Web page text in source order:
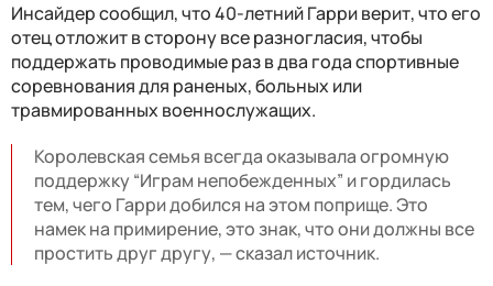
Инсайдер сообщил, что 40-летний Гарри верит, что его
отец отложит в сторону все разногласия, чтобы
поддержать проводимые раз в два года спортивные
соревнования для раненых, больных или
травмированных военнослужащих.
Королевская семья всегда оказывала огромную
поддержку “Играм непобежденных” и гордилась
тем, чего Гарри добился на этом поприще. Это
намек на примирение, это знак, что они должны все
простить друг другу, — сказал источник.